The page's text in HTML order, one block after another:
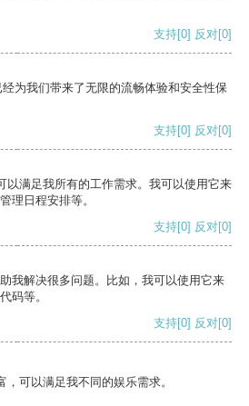
支持[0] 反对[0]
为我们带来了无限的流畅体验和安全性保
支持[0] 反对[0]
以满足我所有的工作需求。我可以使用它来
理日程安排等。
支持[0] 反对[0]
我解决很多问题。比如，我可以使用它来
码等。
支持[0] 反对[0]
可以满足我不同的娱乐需求。